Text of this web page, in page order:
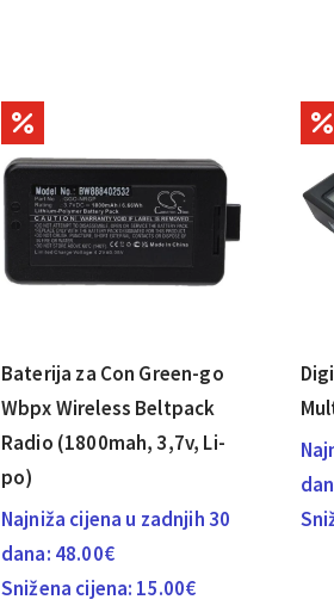
Baterija za Con Green-go
Wbpx Wireless Beltpack
Radio (1800mah, 3,7v, Li-
po)
Najniža cijena u zadnjih 30
dana: 48.00€
Snižena cijena: 15.00€